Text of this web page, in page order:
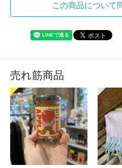
この商品について
売れ筋商品